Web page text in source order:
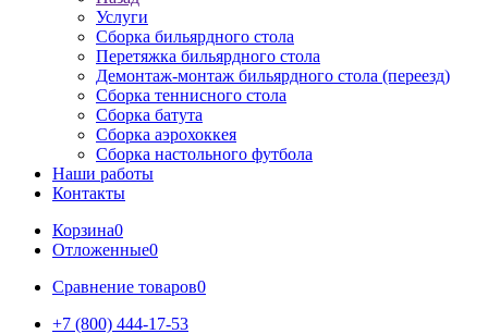
Услуги
Сборка бильярдного стола
Перетяжка бильярдного стола
Демонтаж-монтаж бильярдного стола (переезд)
Сборка теннисного стола
Сборка батута
Сборка аэрохоккея
Сборка настольного футбола
Наши работы
Контакты
Корзина0
Отложенные0
Сравнение товаров0
+7 (800) 444-17-53